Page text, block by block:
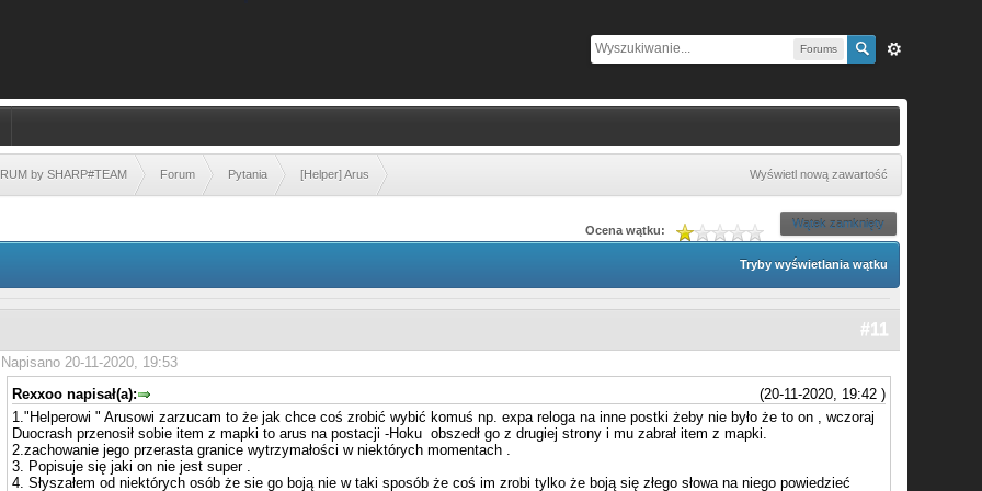
Forums
by SHARP#TEAM Forum Pytania [Helper] Arus Wyświetl nową zawartość
Wątek zamknięty
Ocena wątku:
Tryby wyświetlania wątku
#11
Napisano 20-11-2020, 19:53
(20-11-2020, 19:42 )
Rexxoo napisał(a):
1."Helperowi " Arusowi zarzucam to że jak chce coś zrobić wybić komuś np. expa reloga na inne postki żeby nie było że to on , wczoraj
Duocrash przenosił sobie item z mapki to arus na postacji -Hoku obszedł go z drugiej strony i mu zabrał item z mapki.
2.zachowanie jego przerasta granice wytrzymałości w niektórych momentach .
3. Popisuje się jaki on nie jest super .
4. Słyszałem od niektórych osób że sie go boją nie w taki sposób że coś im zrobi tylko że boją się złego słowa na niego powiedzieć